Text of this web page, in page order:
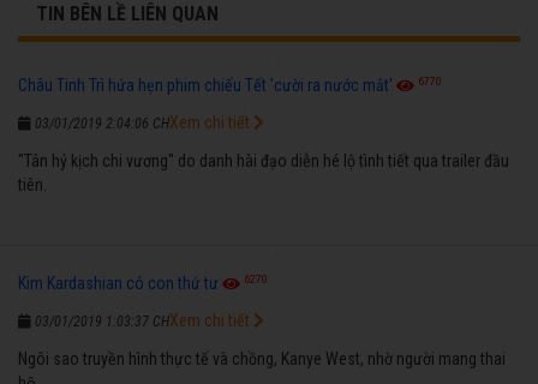
TIN BÊN LỀ LIÊN QUAN
Châu Tinh Trì hứa hẹn phim chiếu Tết 'cười ra nước mắt' 6770
03/01/2019 2:04:06 CH
"Tân hỷ kịch chi vương" do danh hài đạo diễn hé lộ tình tiết qua trailer đầu
tiên.
Xem chi tiết
Kim Kardashian có con thứ tư 6270
03/01/2019 1:03:37 CH
Ngôi sao truyền hình thực tế và chồng, Kanye West, nhờ người mang thai
Xem chi tiết